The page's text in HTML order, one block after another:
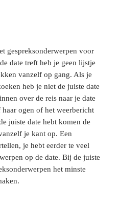
gespreksonderwerpen voor
date treft heb je geen lijstje
vanzelf op gang. Als je
heb je niet de juiste date
over de reis naar je date
ogen of het weerbericht
juiste date hebt komen de
je kant op. Een
je hebt eerder te veel
op de date. Bij de juiste
het minste